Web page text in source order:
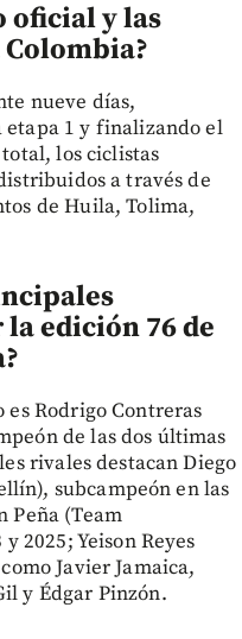
oficial y las
Colombia?
nueve días,
etapa 1 y finalizando el
los ciclistas
a través de
de Huila, Tolima,
edición 76 de
Rodrigo Contreras
de las dos últimas
rivales destacan Diego
subcampeón en las
Peña (Team
2025; Yeison Reyes
Javier Jamaica,
y Édgar Pinzón.